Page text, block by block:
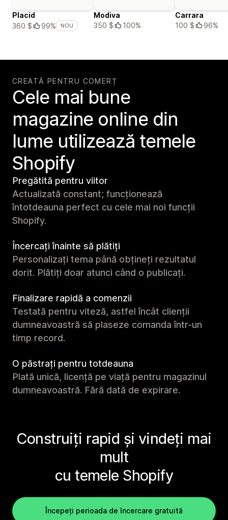
Placid
360 $
99% NOU
Modiva
350 $
100%
Carrara
100 $
96%
CREATĂ PENTRU COMERȚ
Cele mai bune
magazine online din
lume utilizează temele
Shopify
Pregătită pentru viitor
Actualizată constant; funcționează
întotdeauna perfect cu cele mai noi funcții
Shopify.
Încercați înainte să plătiți
Personalizați tema până obțineți rezultatul
dorit. Plătiți doar atunci când o publicați.
Finalizare rapidă a comenzii
Testată pentru viteză, astfel încât clienții
dumneavoastră să plaseze comanda într-un
timp record.
O păstrați pentru totdeauna
Plată unică, licență pe viață pentru magazinul
dumneavoastră. Fără dată de expirare.
Construiți rapid și vindeți mai
mult
cu temele Shopify
Începeți perioada de încercare gratuită